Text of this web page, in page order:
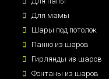
Для мамы
Шары под потолок
Панно из шаров
Гирлянды из шаров
Фонтаны из шаров